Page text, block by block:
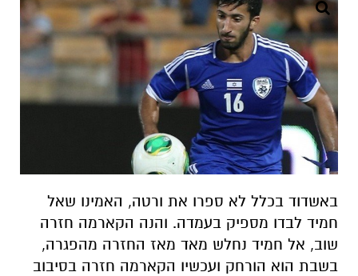
באשדוד בכלל לא ספרו את ורטה, האמינו שאל
חמיד לבדו מספיק בעמדה. והנה הקארמה חזרה
שוב, אל חמיד נחלש מאד מאז החזרה מהפגרה,
בשבת הוא הורחק ועכשיו הקארמה חזרה בסיבוב